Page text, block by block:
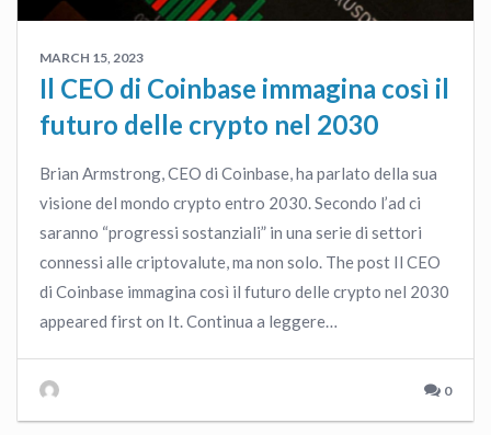
MARCH 15, 2023
Il CEO di Coinbase immagina così il
futuro delle crypto nel 2030
Brian Armstrong, CEO di Coinbase, ha parlato della sua
visione del mondo crypto entro 2030. Secondo l’ad ci
saranno “progressi sostanziali” in una serie di settori
connessi alle criptovalute, ma non solo. The post Il CEO
di Coinbase immagina così il futuro delle crypto nel 2030
appeared first on It. Continua a leggere…
0